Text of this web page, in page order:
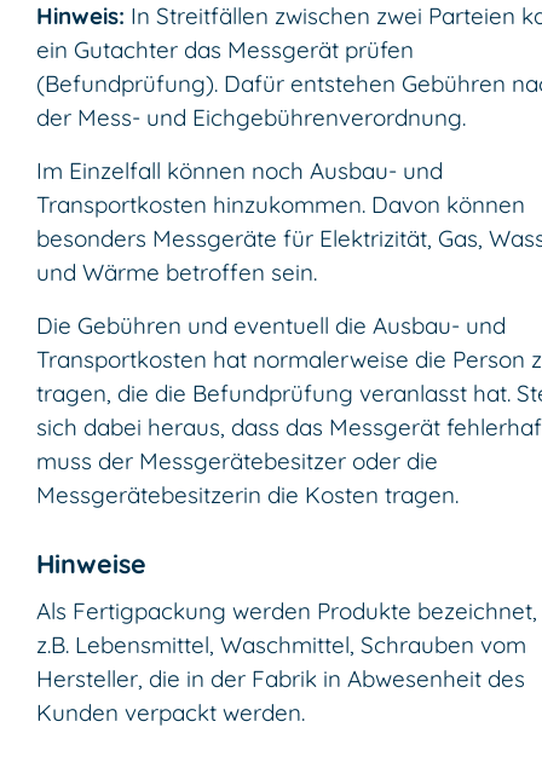
Hinweis: In Streitfällen zwischen zwei Parteien
ein Gutachter das Messgerät prüfen
(Befundprüfung). Dafür entstehen Gebühren
der Mess- und Eichgebührenverordnung.
Im Einzelfall können noch Ausbau- und
Transportkosten hinzukommen. Davon können
besonders Messgeräte für Elektrizität, Gas,
und Wärme betroffen sein.
Die Gebühren und eventuell die Ausbau- und
Transportkosten hat normalerweise die Person
tragen, die die Befundprüfung veranlasst hat.
sich dabei heraus, dass das Messgerät
muss der Messgerätebesitzer oder die
Messgerätebesitzerin die Kosten tragen.
Hinweise
Als Fertigpackung werden Produkte
z.B. Lebensmittel, Waschmittel, Schrauben vom
Hersteller, die in der Fabrik in Abwesenheit des
Kunden verpackt werden.